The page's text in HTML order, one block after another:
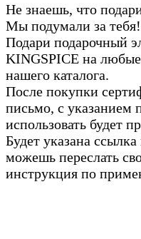
Не знаешь, что
Мы подумали за тебя!
Подари подарочный
KINGSPICE на
нашего каталога.
После покупки
письмо, с указанием
использовать будет
Будет указана
можешь переслать
инструкция по